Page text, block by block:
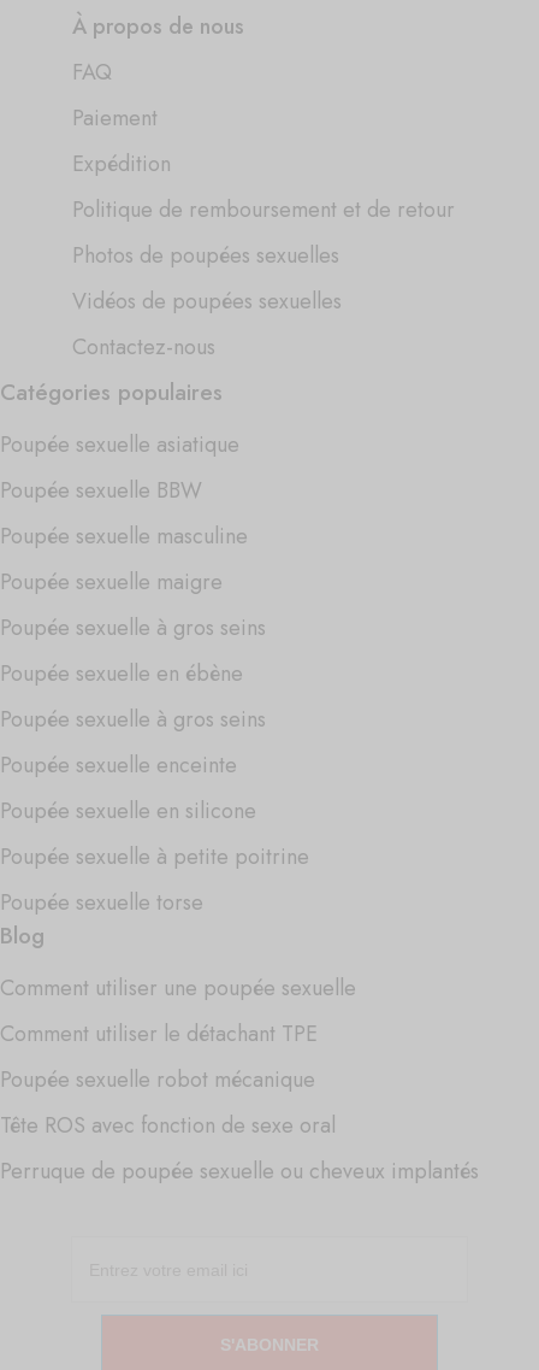
À propos de nous
FAQ
Paiement
Expédition
Politique de remboursement et de retour
Photos de poupées sexuelles
Vidéos de poupées sexuelles
Contactez-nous
Catégories populaires
Poupée sexuelle asiatique
Poupée sexuelle BBW
Poupée sexuelle masculine
Poupée sexuelle maigre
Poupée sexuelle à gros seins
Poupée sexuelle en ébène
Poupée sexuelle à gros seins
Poupée sexuelle enceinte
Poupée sexuelle en silicone
Poupée sexuelle à petite poitrine
Poupée sexuelle torse
Blog
Comment utiliser une poupée sexuelle
Comment utiliser le détachant TPE
Poupée sexuelle robot mécanique
Tête ROS avec fonction de sexe oral
Perruque de poupée sexuelle ou cheveux implantés
S'ABONNER